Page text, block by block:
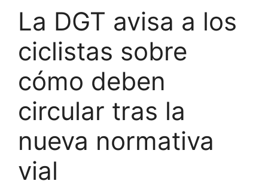
La DGT avisa a los
ciclistas sobre
cómo deben
circular tras la
nueva normativa
vial